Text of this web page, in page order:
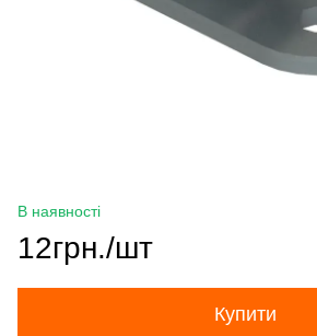
В наявності
12грн./шт
Купити